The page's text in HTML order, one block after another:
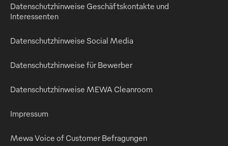
Datenschutzhinweise Geschäftskontakte und
Interessenten
Datenschutzhinweise Social Media
Datenschutzhinweise für Bewerber
Datenschutzhinweise MEWA Cleanroom
Impressum
Mewa Voice of Customer Befragungen